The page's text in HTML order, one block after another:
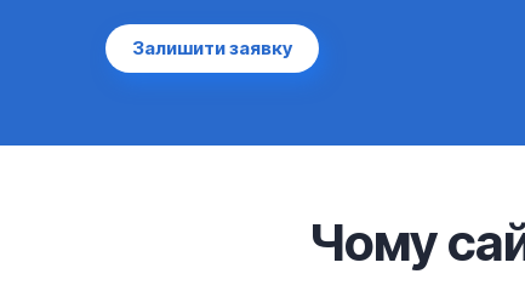
Залишити заявку
Чому